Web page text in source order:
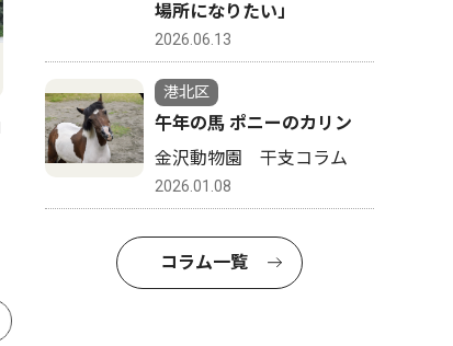
港北区 2019.08.15
サチモス“夢の”凱旋公演
日書道
場所になりたい」
2026.06.13
港北区
午年の馬 ポニーのカリン
金沢動物園 干支コラム
2026.01.08
コラム一覧